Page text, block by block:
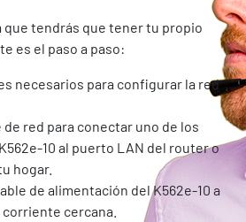
que tendrás que tener tu propio
es el paso a paso:
necesarios para configurar la red
de red para conectar uno de los
10 al puerto LAN del router o
hogar.
de alimentación del K562e-10 a
cercana.